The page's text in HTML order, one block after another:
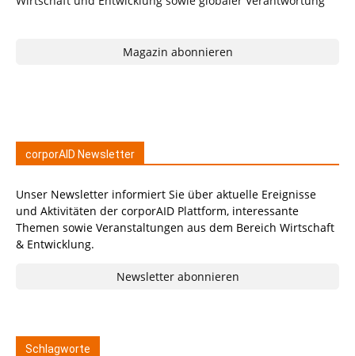
Magazin abonnieren
corporAID Newsletter
Unser Newsletter informiert Sie über aktuelle Ereignisse
und Aktivitäten der corporAID Plattform, interessante
Themen sowie Veranstaltungen aus dem Bereich Wirtschaft
& Entwicklung.
Newsletter abonnieren
Schlagworte